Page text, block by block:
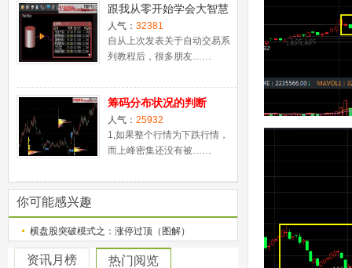
跟我从零开始学会大智慧
股票池自动交易
人气： 32381
自从上次发表关于自动交易系
列教程后，很多朋友……
筹码分布状况的判断
人气： 25932
1,如果整个行情为下跌行情，
而上峰密集还没有被……
你可能感兴趣
横盘股突破模式之：涨停过顶（图解）
资讯月榜 热门阅览